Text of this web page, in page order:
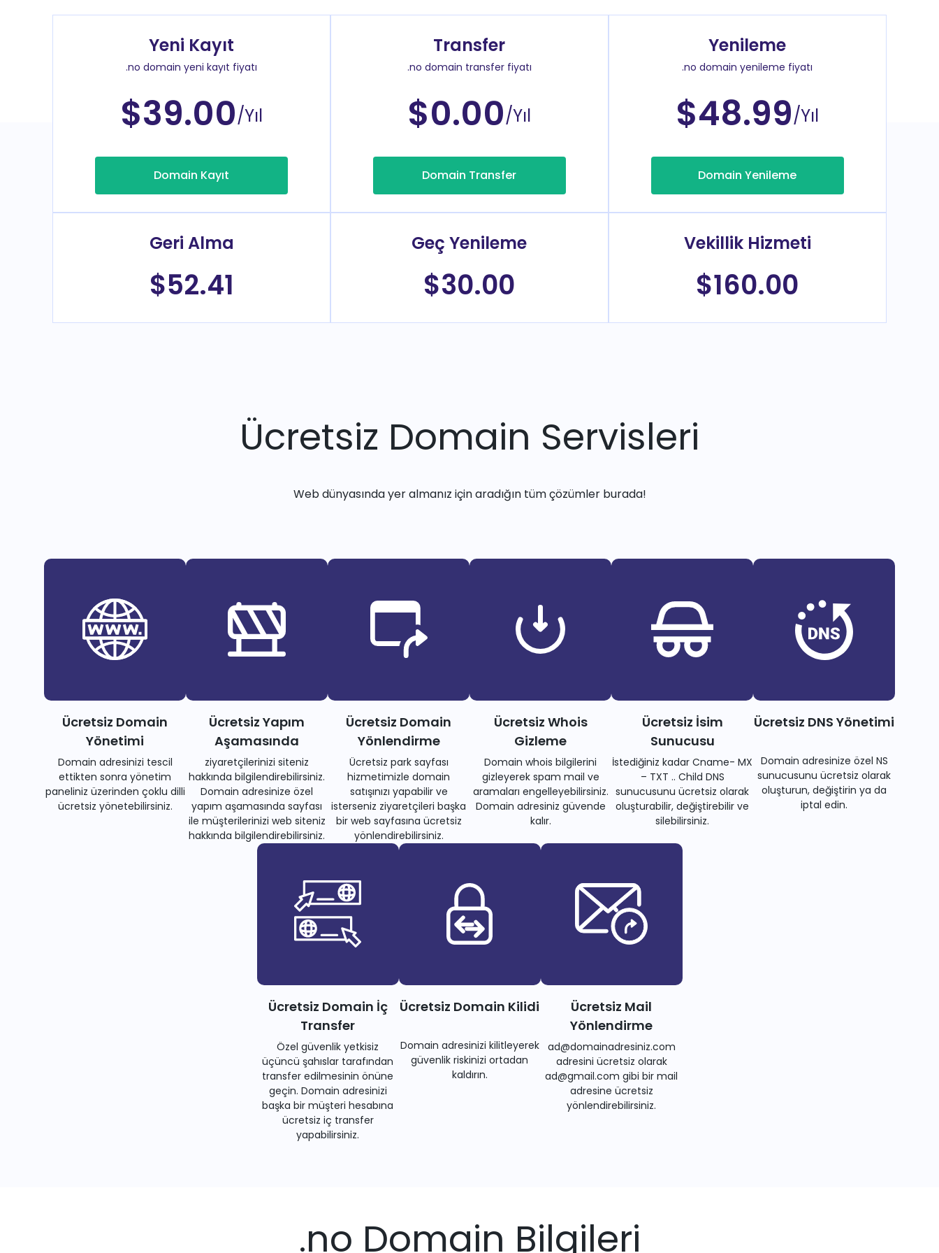
Yeni Kayıt
.no domain yeni kayıt fiyatı
$39.00/Yıl
Domain Kayıt
Transfer
.no domain transfer fiyatı
$0.00/Yıl
Domain Transfer
Yenileme
.no domain yenileme fiyatı
$48.99/Yıl
Domain Yenileme
Geri Alma
$52.41
Geç Yenileme
$30.00
Vekillik Hizmeti
$160.00
Ücretsiz Domain Servisleri
Web dünyasında yer almanız için aradığın tüm çözümler burada!
Ücretsiz Domain
Yönetimi
Domain adresinizi tescil
ettikten sonra yönetim
paneliniz üzerinden çoklu dilli
ücretsiz yönetebilirsiniz.
Ücretsiz Yapım
Aşamasında
ziyaretçilerinizi siteniz
hakkında bilgilendirebilirsiniz.
Domain adresinize özel
yapım aşamasında sayfası
ile müşterilerinizi web siteniz
hakkında bilgilendirebilirsiniz.
Ücretsiz Domain
Yönlendirme
Ücretsiz park sayfası
hizmetimizle domain
satışınızı yapabilir ve
isterseniz ziyaretçileri başka
bir web sayfasına ücretsiz
yönlendirebilirsiniz.
Ücretsiz Whois
Gizleme
Domain whois bilgilerini
gizleyerek spam mail ve
aramaları engelleyebilirsiniz.
Domain adresiniz güvende
kalır.
Ücretsiz İsim
Sunucusu
İstediğiniz kadar Cname- MX
– TXT .. Child DNS
sunucusunu ücretsiz olarak
oluşturabilir, değiştirebilir ve
silebilirsiniz.
Ücretsiz DNS Yönetimi
Domain adresinize özel NS
sunucusunu ücretsiz olarak
oluşturun, değiştirin ya da
iptal edin.
Ücretsiz Domain İç
Transfer
Özel güvenlik yetkisiz
üçüncü şahıslar tarafından
transfer edilmesinin önüne
geçin. Domain adresinizi
başka bir müşteri hesabına
ücretsiz iç transfer
yapabilirsiniz.
Ücretsiz Domain Kilidi
Domain adresinizi kilitleyerek
güvenlik riskinizi ortadan
kaldırın.
Ücretsiz Mail
Yönlendirme
ad@domainadresiniz.com
adresini ücretsiz olarak
ad@gmail.com gibi bir mail
adresine ücretsiz
yönlendirebilirsiniz.
.no Domain Bilgileri